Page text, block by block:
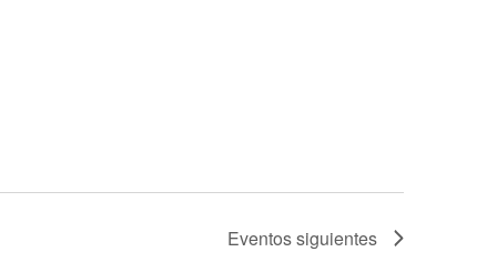
Eventossiguientes